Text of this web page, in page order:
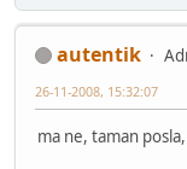
autentik
26-11-2008, 15:32:07
ma ne, taman